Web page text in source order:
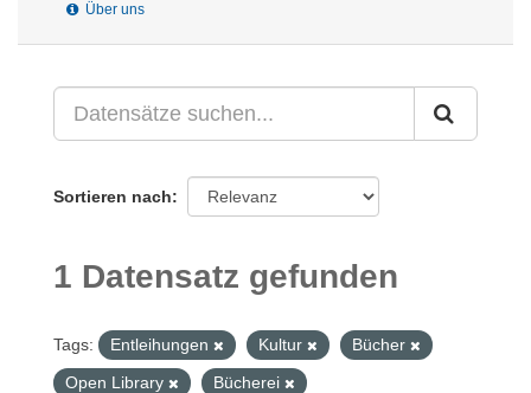
Über uns
Sortieren nach
1 Datensatz gefunden
Tags: Entleihungen Kultur
Bücher
Open Library
Bücherei